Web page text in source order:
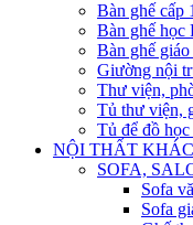
Bàn ghế cấp
Bàn ghế học
Bàn ghế
Giường nội
Thư viện,
Tủ thư viện,
Tủ để đồ
NỘI THẤT KHÁC
SOFA,
Sofa
Sofa